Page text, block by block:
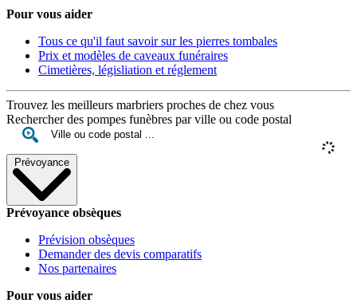
Pour vous aider
Tous ce qu'il faut savoir sur les pierres tombales
Prix et modèles de caveaux funéraires
Cimetières, législiation et réglement
Trouvez les meilleurs marbriers proches de chez vous
Rechercher des pompes funèbres par ville ou code postal
Prévoyance
Prévoyance obsèques
Prévision obsèques
Demander des devis comparatifs
Nos partenaires
Pour vous aider